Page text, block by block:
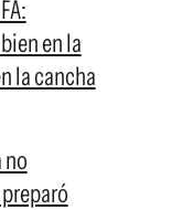
en la
la cancha
no